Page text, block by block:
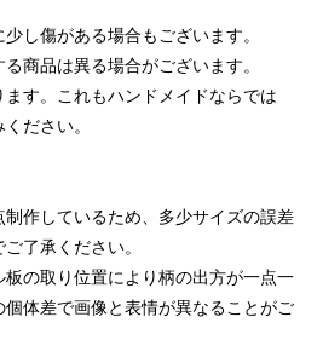
し傷がある場合もございます。
商品は異る場合がございます。
す。これもハンドメイドならでは
ださい。
制作しているため、多少サイズの誤差
了承ください。
板の取り位置により柄の出方が一点一
体差で画像と表情が異なることがご